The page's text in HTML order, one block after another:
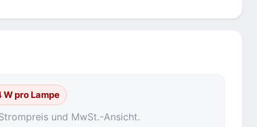
pro Lampe
und MwSt.-Ansicht.